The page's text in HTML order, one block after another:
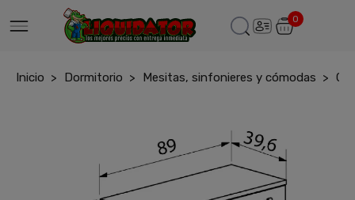
0
Inicio Dormitorio Mesitas, sinfonieres y cómodas